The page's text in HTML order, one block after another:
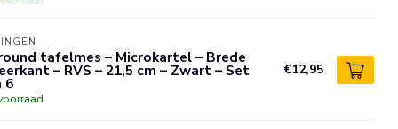
tafelmes – Microkartel – Brede
– RVS – 21,5 cm – Zwart – Set
6
€12,95